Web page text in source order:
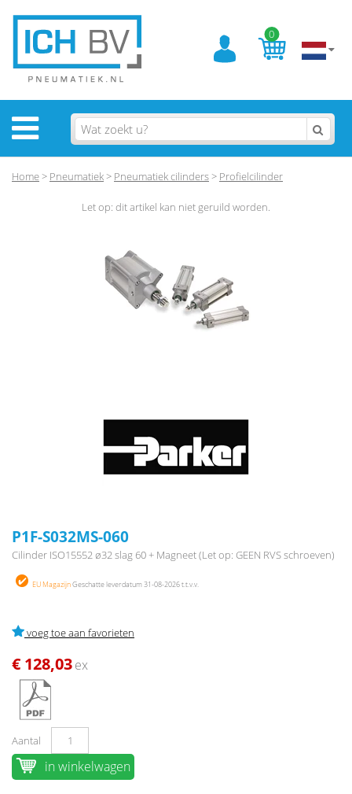
0
Home> Pneumatiek> Pneumatiek cilinders> Profielcilinder
Let op: dit artikel kan niet geruild worden.
P1F-S032MS-060
Cilinder ISO15552 ø32 slag 60 + Magneet (Let op: GEEN RVS schroeven)
EU MagazijnGeschatte leverdatum 31-08-2026 t.t.v.v.
voeg toe aan favorieten
€ 128,03ex
Aantal
in winkelwagen